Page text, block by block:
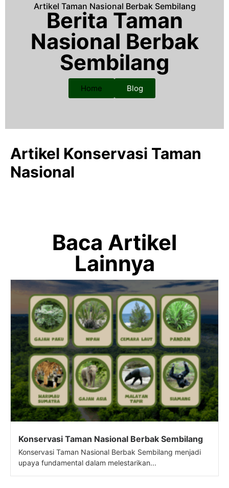
Artikel Taman Nasional Berbak Sembilang
Berita Taman
Nasional Berbak
Sembilang
Home Blog
Artikel Konservasi Taman
Nasional
Baca Artikel
Lainnya
Konservasi Taman Nasional Berbak Sembilang
Konservasi Taman Nasional Berbak Sembilang menjadi
upaya fundamental dalam melestarikan...